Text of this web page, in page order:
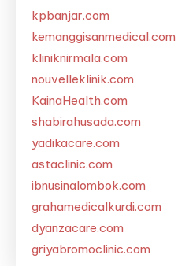
kpbanjar.com
kemanggisanmedical.com
kliniknirmala.com
nouvelleklinik.com
KainaHealth.com
shabirahusada.com
yadikacare.com
astaclinic.com
ibnusinalombok.com
grahamedicalkurdi.com
dyanzacare.com
griyabromoclinic.com